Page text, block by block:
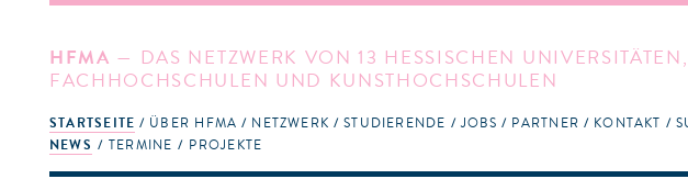
HFMA — DAS NETZWERK VON 13 HESSISCHEN UNIVERSITÄTEN,
FACHHOCHSCHULEN UND KUNSTHOCHSCHULEN
STARTSEITE
NEWS
TERMINE PROJEKTE
ÜBER HFMA NETZWERK STUDIERENDE JOBS PARTNER KONTAKT